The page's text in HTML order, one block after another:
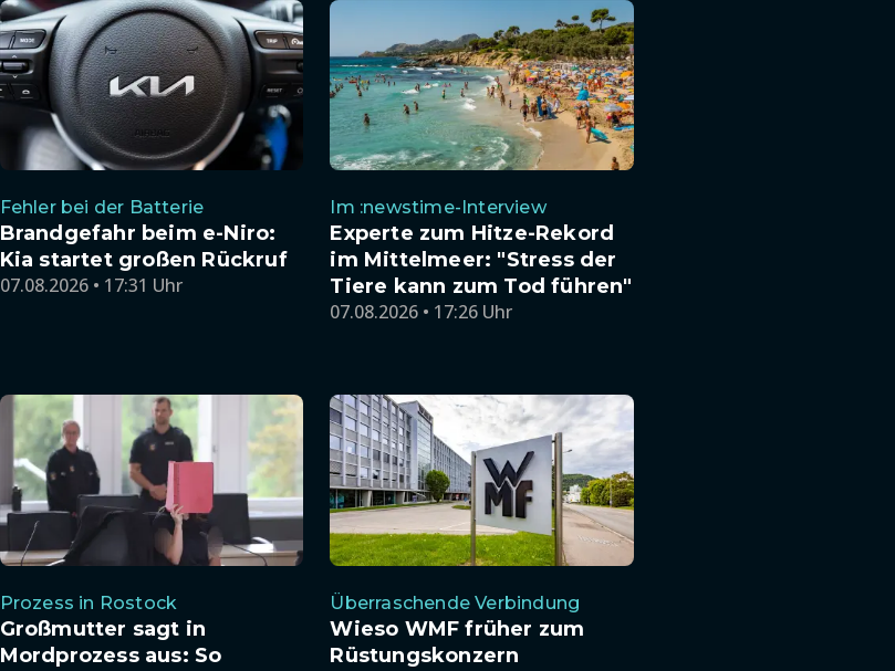
Fehler bei der Batterie
Brandgefahr beim e-Niro:
Kia startet großen Rückruf
07.08.2026 • 17:31 Uhr
Im :newstime-Interview
Experte zum Hitze-Rekord
im Mittelmeer: "Stress der
Tiere kann zum Tod führen"
07.08.2026 • 17:26 Uhr
Prozess in Rostock
Großmutter sagt in
Mordprozess aus: So
Überraschende Verbindung
Wieso WMF früher zum
Rüstungskonzern